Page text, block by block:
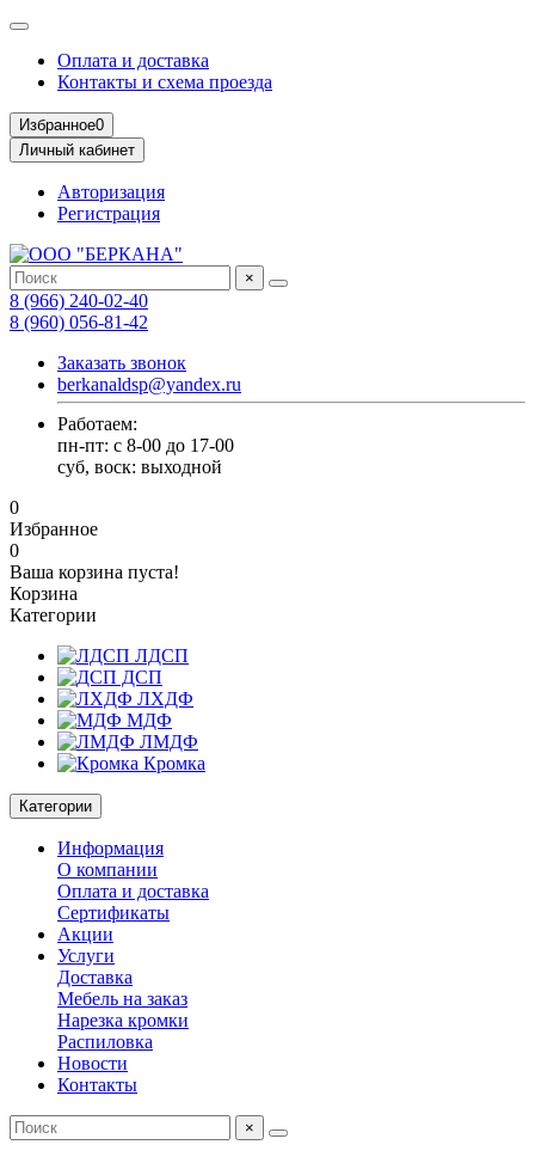
Оплата и доставка
Контакты и схема проезда
Избранное0
Личный кабинет
Авторизация
Регистрация
×
8 (966) 240-02-40
8 (960) 056-81-42
Заказать звонок
berkanaldsp@yandex.ru
Работаем:
пн-пт: с 8-00 до 17-00
суб, воск: выходной
0
Избранное
0
Ваша корзина пуста!
Корзина
Категории
ЛДСП
ДСП
ЛХДФ
МДФ
ЛМДФ
Кромка
Категории
Информация
О компании
Оплата и доставка
Сертификаты
Акции
Услуги
Доставка
Мебель на заказ
Нарезка кромки
Распиловка
Новости
Контакты
×